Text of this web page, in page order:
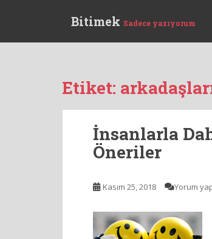
Bitimek Sadece yazıyorum
Etiket:
İnsanlarla
Öneriler
Kasım 25, 2018 Yorum